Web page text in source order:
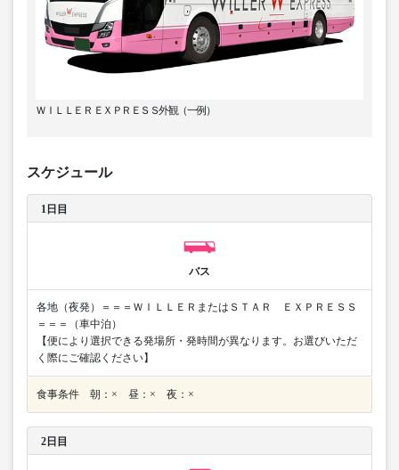
ＷＩＬＬＥＲ ＥＸＰＲＥＳＳ外観（一例）
スケジュール
1日目
バス
各地（夜発）＝＝＝ＷＩＬＬＥＲまたはＳＴＡＲ ＥＸＰＲＥＳＳ
＝＝＝（車中泊）
【便により選択できる発場所・発時間が異なります。お選びいただ
く際にご確認ください】
食事条件 朝：× 昼：× 夜：×
2日目